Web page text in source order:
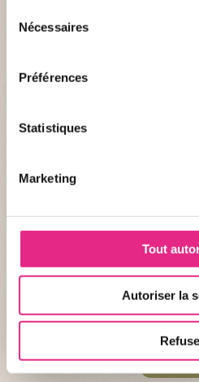
Nécessaires
Préférences
Statistiques
Marketing
Tout
Autoriser la
Fiche d'identité
Nom scientifique :
STATUT DE
En danger